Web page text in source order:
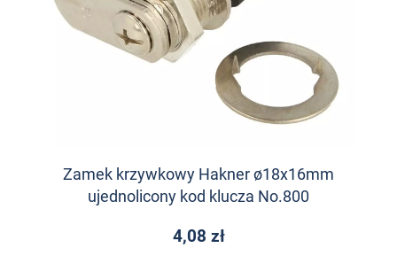
Zamek krzywkowy Hakner ø18x16mm
ujednolicony kod klucza No.800
4,08 zł